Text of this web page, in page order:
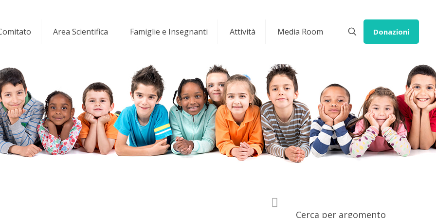
Area Scientifica Famiglie e Insegnanti Attività Media Room Donazioni
Cerca per argomento